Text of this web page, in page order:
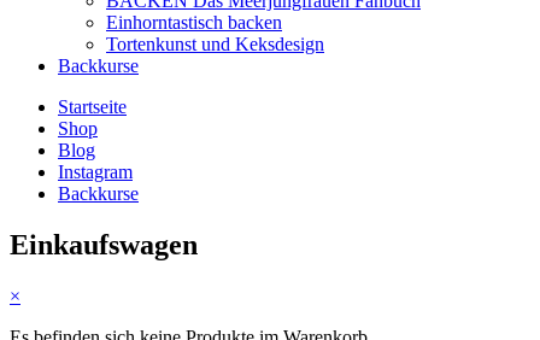
Einhorntastisch backen
Tortenkunst und Keksdesign
Backkurse
Startseite
Shop
Blog
Instagram
Backkurse
Einkaufswagen
×